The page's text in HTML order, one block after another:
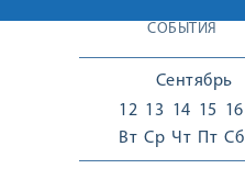
СОБЫТИЯ
Сентябрь
12
Вт
13
Ср
14
Чт
15
Пт
16
Сб